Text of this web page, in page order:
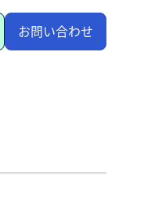
お問い合わせ